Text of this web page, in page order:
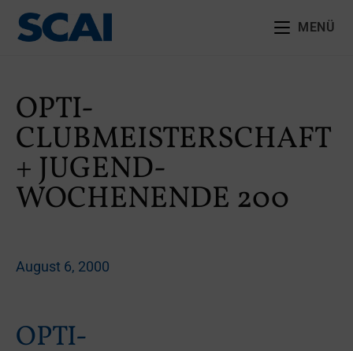
MENÜ
OPTI-
CLUBMEISTERSCHAFT
+ JUGEND-
WOCHENENDE 200
August 6, 2000
OPTI-